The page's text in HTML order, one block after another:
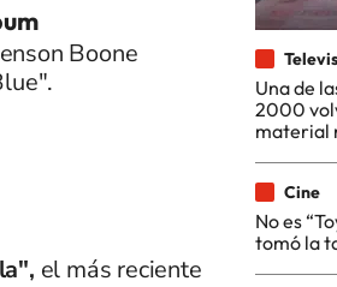
Boone
el más reciente
Una de
2000
material
Cine
No es
tomó la